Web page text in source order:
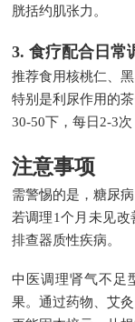
胱括约肌张力。
3. 食疗配合日常
推荐食用核桃仁、
特别是利尿作用的
30-50下，每日2-3次
注意事项
需警惕的是，糖尿
若调理1个月未见
排查器质性疾病。
中医调理肾气不足
果。通过药物、艾